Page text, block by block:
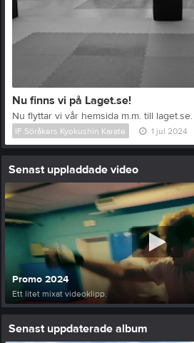
Nu finns vi på Laget.se!
IF Söråkers Kyokushin Karate 1 jul 2024
Senast uppladdade video
Promo 2024
Ett litet mixat videoklipp.
Senast uppdaterade album